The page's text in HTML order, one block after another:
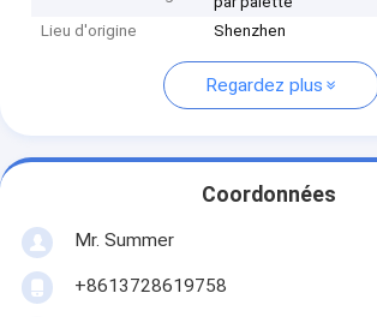
Lieu d'origine
Shenzhen
Regardez plus
Coordonnées
Mr. Summer
+8613728619758